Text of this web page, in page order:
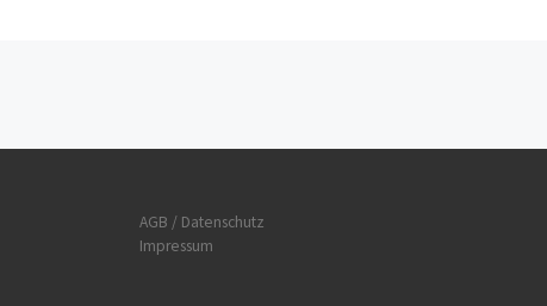
AGB / Datenschutz
Impressum